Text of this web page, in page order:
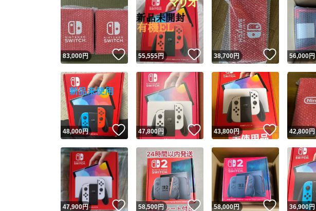
83,000円 いいね！
55,555円 いいね！
38,700円 いいね！
56,000円
48,000円 いいね！
47,800円 いいね！
43,800円 いいね！
42,800円
47,900円 いいね！
58,500円 いいね！
58,000円 いいね！
36,900円